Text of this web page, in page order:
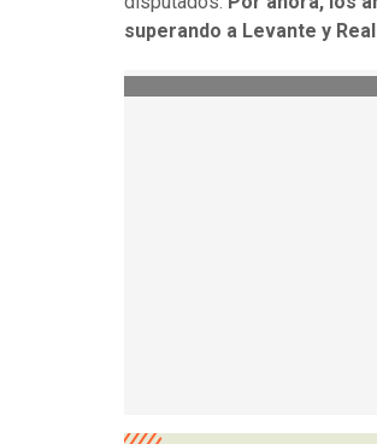
superando a Levante y